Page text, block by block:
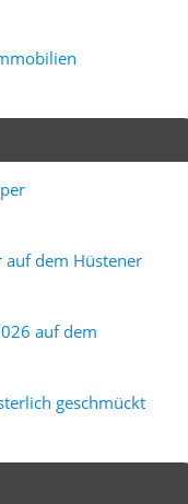
auf dem Hüstener
auf dem
geschmückt